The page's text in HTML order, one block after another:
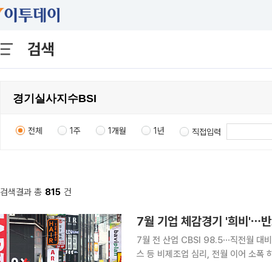
검색
전체 1주 1개월 1년 직접입력
검색결과 총 815 건
7월 기업 체감경기 '희비'⋯
7월 전 산업 CBSI 98.5⋯직전월 대
스 등 비제조업 심리, 전월 이어 소폭 하락 이달 국내 기업 체감경기가 제조업을 중심으로